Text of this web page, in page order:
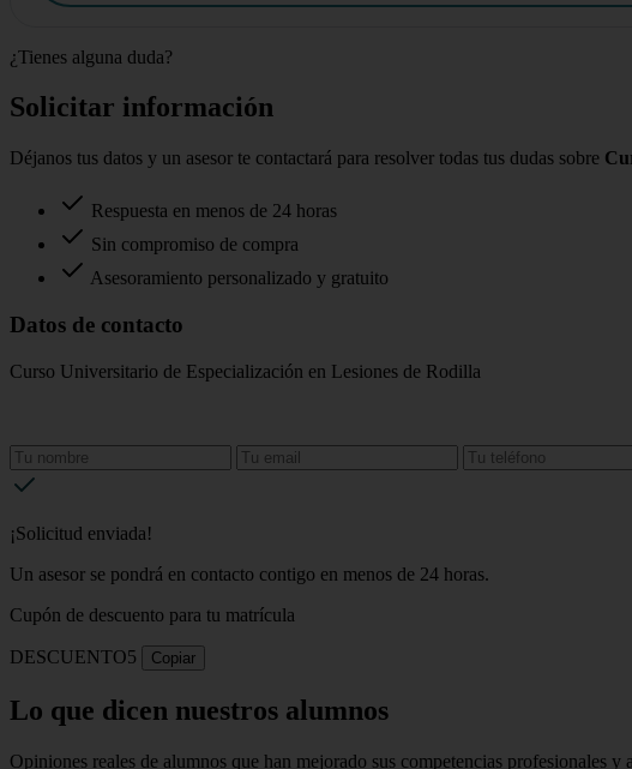
¿Tienes alguna duda?
Solicitar información
Déjanos tus datos y un asesor te contactará para resolver todas tus dudas sobre
Respuesta en menos de 24 horas
Sin compromiso de compra
Asesoramiento personalizado y gratuito
Datos de contacto
Curso Universitario de Especialización en Lesiones de Rodilla
¡Solicitud enviada!
Un asesor se pondrá en contacto contigo en menos de 24 horas.
Cupón de descuento para tu matrícula
DESCUENTO5 Copiar
Lo que dicen nuestros alumnos
Opiniones reales de alumnos que han mejorado sus competencias profesionales